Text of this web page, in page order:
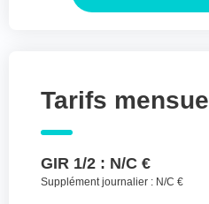
PNG, PDF, JPEG,
100 MB.
J'accepte les CGU
ehpad-trikaya.fr/
confidentialite/)*
Tarifs
GIR 1/2 : N/C €
Supplément journalier : N/C €